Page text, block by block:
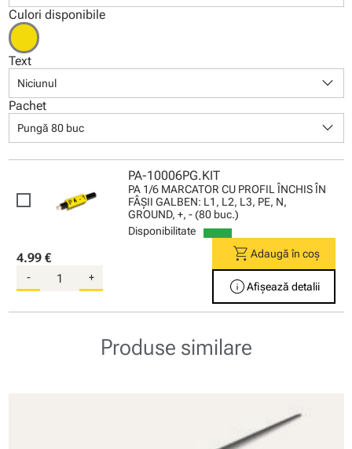
Culori disponibile
Text
Niciunul keyboard_arrow_down
Pachet
Pungă 80 buc keyboard_arrow_down
PA-10006PG.KIT
PA 1/6 MARCATOR CU PROFIL ÎNCHIS ÎN
FÂŞII GALBEN: L1, L2, L3, PE, N,
GROUND, +, - (80 buc.)
Disponibilitate
4.99 €
- +
shopping_cartAdaugă în coș
infoAfișează detalii
Produse similare